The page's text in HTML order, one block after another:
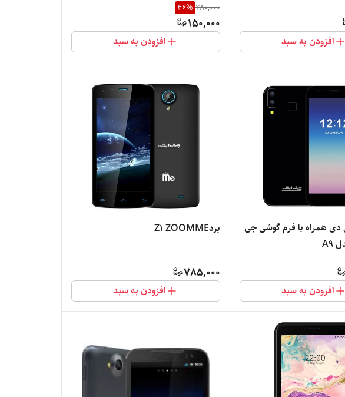
افزودن به سبد
280,000
46%
150,000
افزودن به سبد
دی همراه با فرم گوشی جی
افزودن به سبد
بردZ1 ZOOMME
785,000
افزودن به سبد